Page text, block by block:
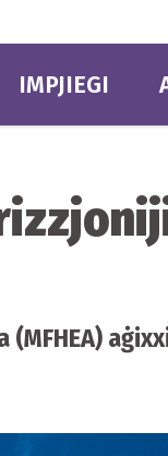
IMPJIEGI